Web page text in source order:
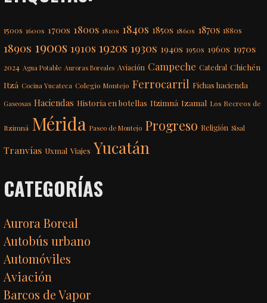
1500s 1600s 1700s 1800s 1810s 1840s 1850s 1860s 1870s 1880s
1890s 1900s 1910s 1920s 1930s 1940s 1950s 1960s 1970s
2024 Agua Potable Auroras Boreales Aviación Campeche Catedral Chichén
Itzá Cocina Yucateca Colegio Montejo Ferrocarril Fichas hacienda
Gaseosas Haciendas Historia en botellas Itzimná Izamal Los Recreos de
Itzimná Mérida Paseo de Montejo Progreso Religión Sisal
Tranvías Uxmal Viajes Yucatán
CATEGORÍAS
Aurora Boreal
Autobús urbano
Automóviles
Aviación
Barcos de Vapor